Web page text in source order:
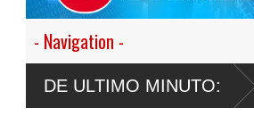
DE ULTIMO MINUTO: